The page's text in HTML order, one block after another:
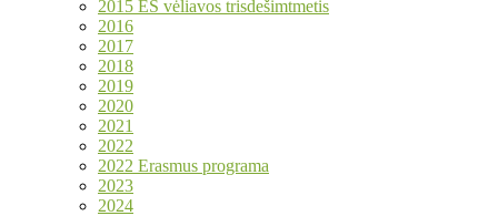
2015 ES vėliavos trisdešimtmetis
2016
2017
2018
2019
2020
2021
2022
2022 Erasmus programa
2023
2024